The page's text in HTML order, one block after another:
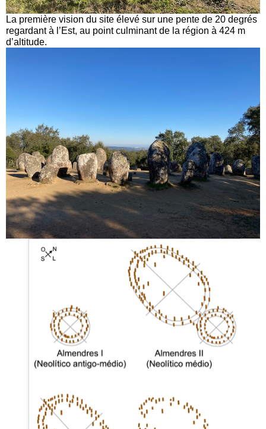
La première vision du site élevé sur une pente de 20 degrés
regardant à l’Est, au point culminant de la région à 424 m
d’altitude.